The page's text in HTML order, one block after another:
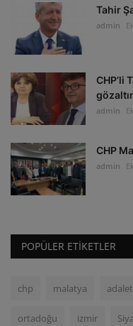
Tahir
admin
CHP’li
admin
CHP
admin
POPÜLER ETIKETLER
chp malatya adalet
ortadoğu izmir